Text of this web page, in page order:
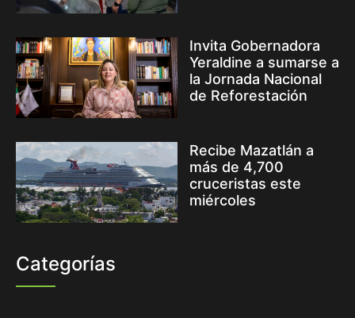
Invita Gobernadora
Yeraldine a sumarse a
la Jornada Nacional
de Reforestación
Recibe Mazatlán a
más de 4,700
cruceristas este
miércoles
Categorías